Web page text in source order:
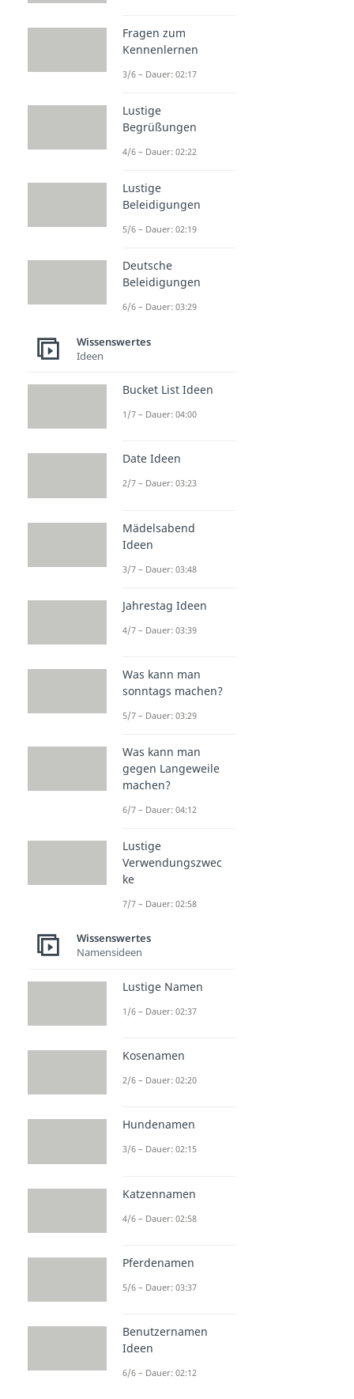
Fragen zum
Kennenlernen
3/6 – Dauer: 02:17
Lustige
Begrüßungen
4/6 – Dauer: 02:22
Lustige
Beleidigungen
5/6 – Dauer: 02:19
Deutsche
Beleidigungen
6/6 – Dauer: 03:29
Wissenswertes
Ideen
Bucket List Ideen
1/7 – Dauer: 04:00
Date Ideen
2/7 – Dauer: 03:23
Mädelsabend
Ideen
3/7 – Dauer: 03:48
Jahrestag Ideen
4/7 – Dauer: 03:39
Was kann man
sonntags machen?
5/7 – Dauer: 03:29
Was kann man
gegen Langeweile
machen?
6/7 – Dauer: 04:12
Lustige
Verwendungszwec
ke
7/7 – Dauer: 02:58
Wissenswertes
Namensideen
Lustige Namen
1/6 – Dauer: 02:37
Kosenamen
2/6 – Dauer: 02:20
Hundenamen
3/6 – Dauer: 02:15
Katzennamen
4/6 – Dauer: 02:58
Pferdenamen
5/6 – Dauer: 03:37
Benutzernamen
Ideen
6/6 – Dauer: 02:12